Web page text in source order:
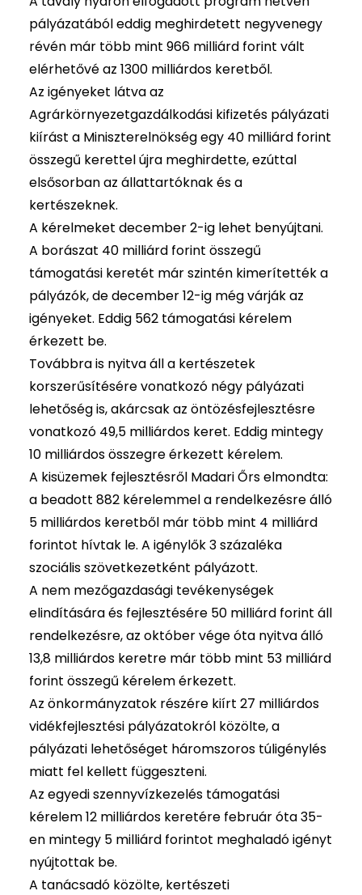
pályázatából eddig meghirdetett negyvenegy
révén már több mint 966 milliárd forint vált
elérhetővé az 1300 milliárdos keretből.
Az igényeket látva az
Agrárkörnyezetgazdálkodási kifizetés pályázati
kiírást a Miniszterelnökség egy 40 milliárd forint
összegű kerettel újra meghirdette, ezúttal
elsősorban az állattartóknak és a
kertészeknek.
A kérelmeket december 2-ig lehet benyújtani.
A borászat 40 milliárd forint összegű
támogatási keretét már szintén kimerítették a
pályázók, de december 12-ig még várják az
igényeket. Eddig 562 támogatási kérelem
érkezett be.
Továbbra is nyitva áll a kertészetek
korszerűsítésére vonatkozó négy pályázati
lehetőség is, akárcsak az öntözésfejlesztésre
vonatkozó 49,5 milliárdos keret. Eddig mintegy
10 milliárdos összegre érkezett kérelem.
A kisüzemek fejlesztésről Madari Őrs elmondta:
a beadott 882 kérelemmel a rendelkezésre álló
5 milliárdos keretből már több mint 4 milliárd
forintot hívtak le. A igénylők 3 százaléka
szociális szövetkezetként pályázott.
A nem mezőgazdasági tevékenységek
elindítására és fejlesztésére 50 milliárd forint áll
rendelkezésre, az október vége óta nyitva álló
13,8 milliárdos keretre már több mint 53 milliárd
forint összegű kérelem érkezett.
Az önkormányzatok részére kiírt 27 milliárdos
vidékfejlesztési pályázatokról közölte, a
pályázati lehetőséget háromszoros túligénylés
miatt fel kellett függeszteni.
Az egyedi szennyvízkezelés támogatási
kérelem 12 milliárdos keretére február óta 35-
en mintegy 5 milliárd forintot meghaladó igényt
nyújtottak be.
A tanácsadó közölte, kertészeti